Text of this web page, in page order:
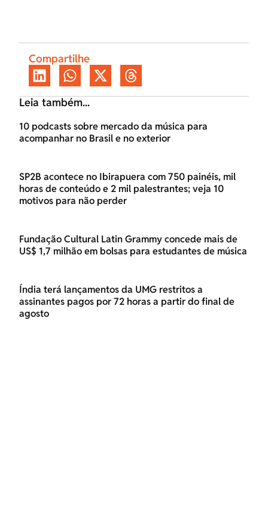
Compartilhe
Leia também...
10 podcasts sobre mercado da música para
acompanhar no Brasil e no exterior
SP2B acontece no Ibirapuera com 750 painéis, mil
horas de conteúdo e 2 mil palestrantes; veja 10
motivos para não perder
Fundação Cultural Latin Grammy concede mais de
US$ 1,7 milhão em bolsas para estudantes de música
Índia terá lançamentos da UMG restritos a
assinantes pagos por 72 horas a partir do final de
agosto